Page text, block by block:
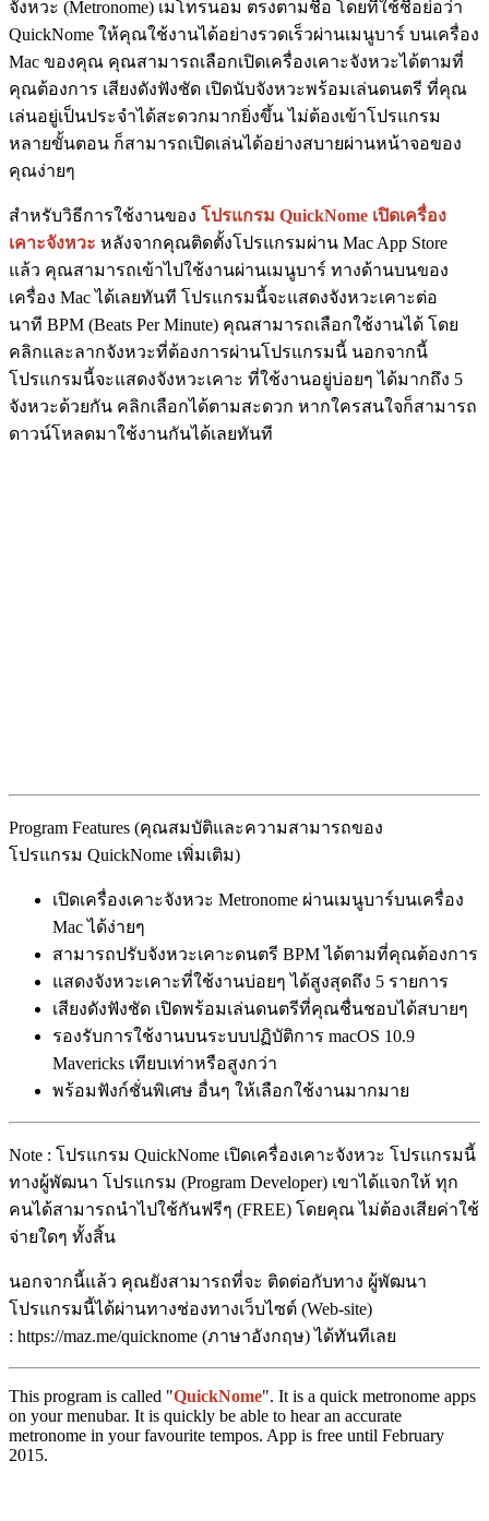
จังหวะ (Metronome) เมโทรนอม ตรงตามชื่อ โดยที่ใช้ชื่อย่อว่า
QuickNome ให้คุณใช้งานได้อย่างรวดเร็วผ่านเมนูบาร์ บนเครื่อง
Mac ของคุณ คุณสามารถเลือกเปิดเครื่องเคาะจังหวะได้ตามที่
คุณต้องการ เสียงดังฟังชัด เปิดนับจังหวะพร้อมเล่นดนตรี ที่คุณ
เล่นอยู่เป็นประจำได้สะดวกมากยิ่งขึ้น ไม่ต้องเข้าโปรแกรม
หลายขั้นตอน ก็สามารถเปิดเล่นได้อย่างสบายผ่านหน้าจอของ
คุณง่ายๆ
สำหรับวิธีการใช้งานของ โปรแกรม QuickNome เปิดเครื่อง
เคาะจังหวะ หลังจากคุณติดตั้งโปรแกรมผ่าน Mac App Store
แล้ว คุณสามารถเข้าไปใช้งานผ่านเมนูบาร์ ทางด้านบนของ
เครื่อง Mac ได้เลยทันที โปรแกรมนี้จะแสดงจังหวะเคาะต่อ
นาที BPM (Beats Per Minute) คุณสามารถเลือกใช้งานได้ โดย
คลิกและลากจังหวะที่ต้องการผ่านโปรแกรมนี้ นอกจากนี้
โปรแกรมนี้จะแสดงจังหวะเคาะ ที่ใช้งานอยู่บ่อยๆ ได้มากถึง 5
จังหวะด้วยกัน คลิกเลือกได้ตามสะดวก หากใครสนใจก็สามารถ
ดาวน์โหลดมาใช้งานกันได้เลยทันที
Program Features (คุณสมบัติและความสามารถของ
โปรแกรม QuickNome เพิ่มเติม)
เปิดเครื่องเคาะจังหวะ Metronome ผ่านเมนูบาร์บนเครื่อง
Mac ได้ง่ายๆ
สามารถปรับจังหวะเคาะดนตรี BPM ได้ตามที่คุณต้องการ
แสดงจังหวะเคาะที่ใช้งานบ่อยๆ ได้สูงสุดถึง 5 รายการ
เสียงดังฟังชัด เปิดพร้อมเล่นดนตรีที่คุณชื่นชอบได้สบายๆ
รองรับการใช้งานบนระบบปฏิบัติการ macOS 10.9
Mavericks เทียบเท่าหรือสูงกว่า
พร้อมฟังก์ชั่นพิเศษ อื่นๆ ให้เลือกใช้งานมากมาย
Note : โปรแกรม QuickNome เปิดเครื่องเคาะจังหวะ โปรแกรมนี้
ทางผู้พัฒนา โปรแกรม (Program Developer) เขาได้แจกให้ ทุก
คนได้สามารถนำไปใช้กันฟรีๆ (FREE) โดยคุณ ไม่ต้องเสียค่าใช้
จ่ายใดๆ ทั้งสิ้น
นอกจากนี้แล้ว คุณยังสามารถที่จะ ติดต่อกับทาง ผู้พัฒนา
โปรแกรมนี้ได้ผ่านทางช่องทางเว็บไซต์ (Web-site)
: https://maz.me/quicknome (ภาษาอังกฤษ) ได้ทันทีเลย
This program is called "QuickNome". It is a quick metronome apps
on your menubar. It is quickly be able to hear an accurate
metronome in your favourite tempos. App is free until February
2015.